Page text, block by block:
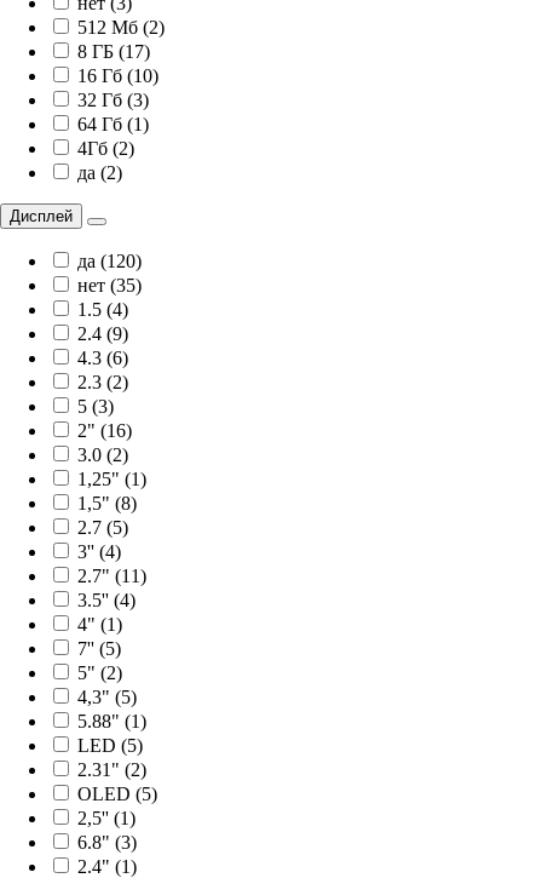
512 Мб (2)
8 ГБ (17)
16 Гб (10)
32 Гб (3)
64 Гб (1)
4Гб (2)
да (2)
Дисплей
да (120)
нет (35)
1.5 (4)
2.4 (9)
4.3 (6)
2.3 (2)
5 (3)
2" (16)
3.0 (2)
1,25" (1)
1,5" (8)
2.7 (5)
3'' (4)
2.7" (11)
3.5'' (4)
4" (1)
7'' (5)
5" (2)
4,3" (5)
5.88" (1)
LED (5)
2.31" (2)
OLED (5)
2,5'' (1)
6.8" (3)
2.4" (1)